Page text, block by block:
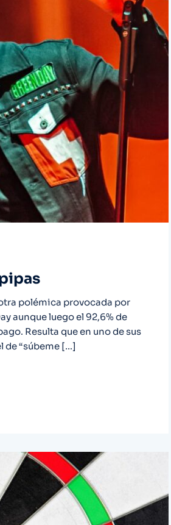
polémica provocada por
aunque luego el 92,6% de
Resulta que en uno de sus
de “súbeme […]